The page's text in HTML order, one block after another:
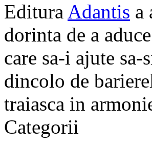
Editura Adantis a
dorinta de a
care sa-i ajute sa-
dincolo de
traiasca in
Categorii